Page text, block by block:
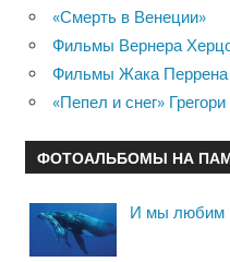
«Смерть в Венеции»
Фильмы Вернера
Фильмы Жака Перрена
«Пепел и снег»
ФОТОАЛЬБОМЫ НА
И мы любим